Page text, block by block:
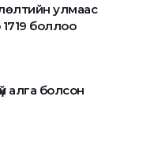
улмаас
1719 боллоо
алга болсон